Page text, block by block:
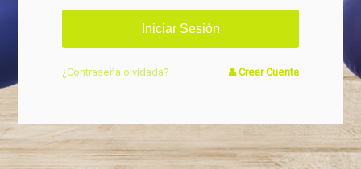
¿Contraseña olvidada? Crear Cuenta